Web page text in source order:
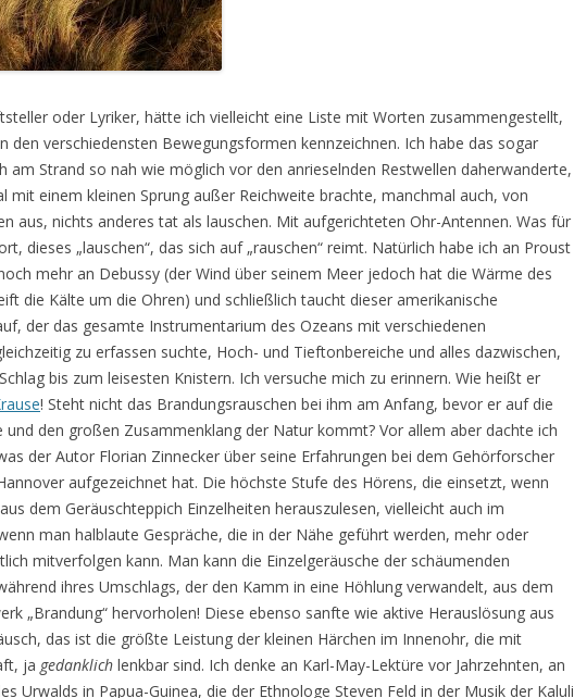
oder Lyriker, hätte ich vielleicht eine Liste mit Worten zusammengestellt,
den verschiedensten Bewegungsformen kennzeichnen. Ich habe das sogar
am Strand so nah wie möglich vor den anrieselnden Restwellen daherwanderte,
mit einem kleinen Sprung außer Reichweite brachte, manchmal auch, von
aus, nichts anderes tat als lauschen. Mit aufgerichteten Ohr-Antennen. Was für
dieses „lauschen“, das sich auf „rauschen“ reimt. Natürlich habe ich an Proust
mehr an Debussy (der Wind über seinem Meer jedoch hat die Wärme des
die Kälte um die Ohren) und schließlich taucht dieser amerikanische
der das gesamte Instrumentarium des Ozeans mit verschiedenen
zu erfassen suchte, Hoch- und Tieftonbereiche und alles dazwischen,
bis zum leisesten Knistern. Ich versuche mich zu erinnern. Wie heißt er
! Steht nicht das Brandungsrauschen bei ihm am Anfang, bevor er auf die
und den großen Zusammenklang der Natur kommt? Vor allem aber dachte ich
der Autor Florian Zinnecker über seine Erfahrungen bei dem Gehörforscher
aufgezeichnet hat. Die höchste Stufe des Hörens, die einsetzt, wenn
dem Geräuschteppich Einzelheiten herauszulesen, vielleicht auch im
man halblaute Gespräche, die in der Nähe geführt werden, mehr oder
mitverfolgen kann. Man kann die Einzelgeräusche der schäumenden
ihres Umschlags, der den Kamm in eine Höhlung verwandelt, aus dem
„Brandung“ hervorholen! Diese ebenso sanfte wie aktive Herauslösung aus
das ist die größte Leistung der kleinen Härchen im Innenohr, die mit
ja gedanklich lenkbar sind. Ich denke an Karl-May-Lektüre vor Jahrzehnten, an
Urwalds in Papua-Guinea, die der Ethnologe Steven Feld in der Musik der Kaluli